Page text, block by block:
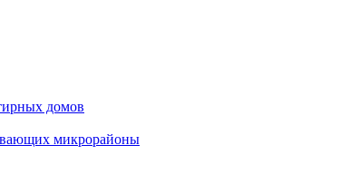
домов
микрорайоны